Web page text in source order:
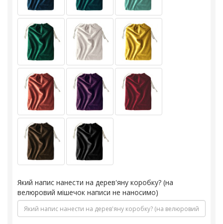
Який напис нанести на дерев'яну коробку? (на
велюровий мішечок написи не наносимо)